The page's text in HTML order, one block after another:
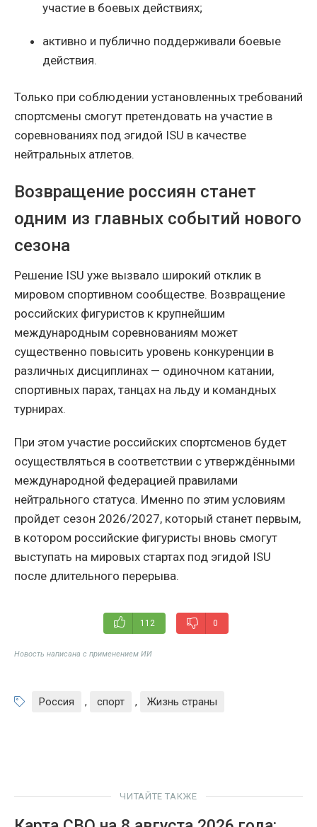
участие в боевых действиях;
активно и публично поддерживали боевые
действия.
Только при соблюдении установленных требований
спортсмены смогут претендовать на участие в
соревнованиях под эгидой ISU в качестве
нейтральных атлетов.
Возвращение россиян станет
одним из главных событий нового
сезона
Решение ISU уже вызвало широкий отклик в
мировом спортивном сообществе. Возвращение
российских фигуристов к крупнейшим
международным соревнованиям может
существенно повысить уровень конкуренции в
различных дисциплинах — одиночном катании,
спортивных парах, танцах на льду и командных
турнирах.
При этом участие российских спортсменов будет
осуществляться в соответствии с утверждёнными
международной федерацией правилами
нейтрального статуса. Именно по этим условиям
пройдет сезон 2026/2027, который станет первым,
в котором российские фигуристы вновь смогут
выступать на мировых стартах под эгидой ISU
после длительного перерыва.
112 0
Новость написана с применением ИИ
Россия , спорт , Жизнь страны
ЧИТАЙТЕ ТАКЖЕ